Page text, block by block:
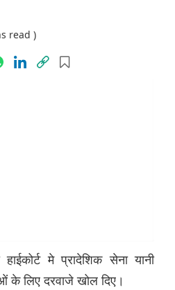
read )
मे प्रादेशिक सेना यानी
के लिए दरवाजे खोल दिए।